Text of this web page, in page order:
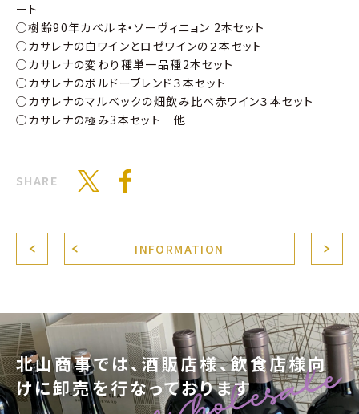
ート
○樹齢90年カベルネ・ソーヴィニョン 2本セット
○カサレナの白ワインとロゼワインの２本セット
○カサレナの変わり種単一品種2本セット
○カサレナのボルドーブレンド３本セット
○カサレナのマルベックの畑飲み比べ赤ワイン３本セット
○カサレナの極み3本セット 他
SHARE
INFORMATION
北山商事では、酒販店様、飲食店様向
けに卸売を行なっております